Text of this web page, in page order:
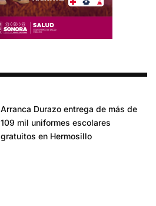
Arranca Durazo entrega de más de
109 mil uniformes escolares
gratuitos en Hermosillo